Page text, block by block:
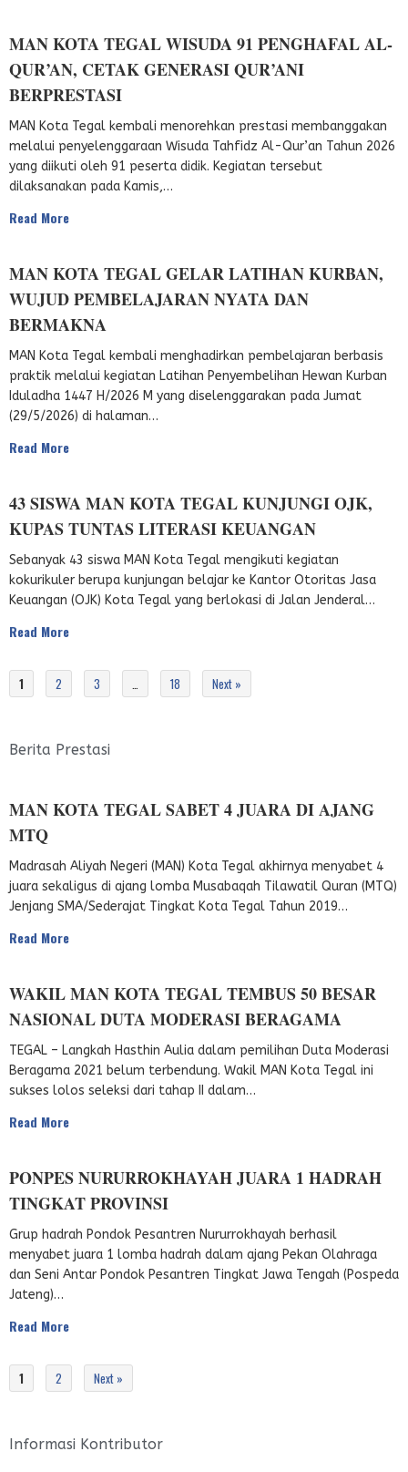
MAN KOTA TEGAL WISUDA 91 PENGHAFAL AL-
QUR’AN, CETAK GENERASI QUR’ANI
BERPRESTASI
MAN Kota Tegal kembali menorehkan prestasi membanggakan
melalui penyelenggaraan Wisuda Tahfidz Al-Qur’an Tahun 2026
yang diikuti oleh 91 peserta didik. Kegiatan tersebut
dilaksanakan pada Kamis,…
Read More
MAN KOTA TEGAL GELAR LATIHAN KURBAN,
WUJUD PEMBELAJARAN NYATA DAN
BERMAKNA
MAN Kota Tegal kembali menghadirkan pembelajaran berbasis
praktik melalui kegiatan Latihan Penyembelihan Hewan Kurban
Iduladha 1447 H/2026 M yang diselenggarakan pada Jumat
(29/5/2026) di halaman…
Read More
43 SISWA MAN KOTA TEGAL KUNJUNGI OJK,
KUPAS TUNTAS LITERASI KEUANGAN
Sebanyak 43 siswa MAN Kota Tegal mengikuti kegiatan
kokurikuler berupa kunjungan belajar ke Kantor Otoritas Jasa
Keuangan (OJK) Kota Tegal yang berlokasi di Jalan Jenderal…
Read More
1 2 3 … 18 Next »
Berita Prestasi
MAN KOTA TEGAL SABET 4 JUARA DI AJANG
MTQ
Madrasah Aliyah Negeri (MAN) Kota Tegal akhirnya menyabet 4
juara sekaligus di ajang lomba Musabaqah Tilawatil Quran (MTQ)
Jenjang SMA/Sederajat Tingkat Kota Tegal Tahun 2019…
Read More
WAKIL MAN KOTA TEGAL TEMBUS 50 BESAR
NASIONAL DUTA MODERASI BERAGAMA
TEGAL – Langkah Hasthin Aulia dalam pemilihan Duta Moderasi
Beragama 2021 belum terbendung. Wakil MAN Kota Tegal ini
sukses lolos seleksi dari tahap II dalam…
Read More
PONPES NURURROKHAYAH JUARA 1 HADRAH
TINGKAT PROVINSI
Grup hadrah Pondok Pesantren Nururrokhayah berhasil
menyabet juara 1 lomba hadrah dalam ajang Pekan Olahraga
dan Seni Antar Pondok Pesantren Tingkat Jawa Tengah (Pospeda
Jateng)…
Read More
1 2 Next »
Informasi Kontributor